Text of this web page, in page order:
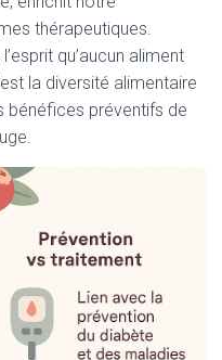
thérapeutiques.
qu’aucun aliment
la diversité alimentaire
bénéfices préventifs de